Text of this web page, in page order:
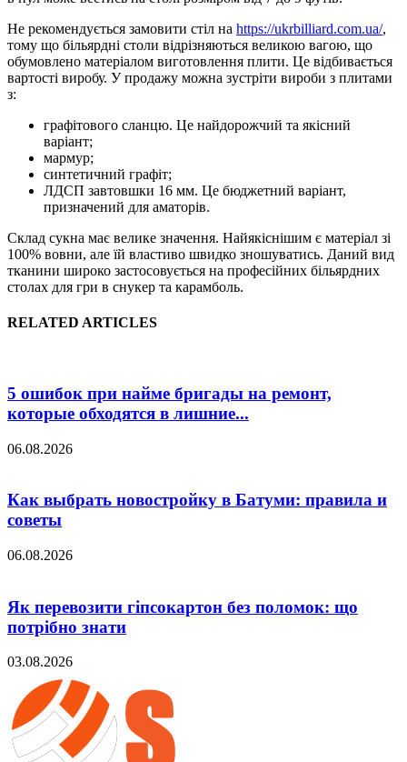
Не рекомендується замовити стіл на https://ukrbilliard.com.ua/,
тому що більярдні столи відрізняються великою вагою, що
обумовлено матеріалом виготовлення плити. Це відбивається
вартості виробу. У продажу можна зустріти вироби з плитами
з:
графітового сланцю. Це найдорожчий та якісний
варіант;
мармур;
синтетичний графіт;
ЛДСП завтовшки 16 мм. Це бюджетний варіант,
призначений для аматорів.
Склад сукна має велике значення. Найякіснішим є матеріал зі
100% вовни, але їй властиво швидко зношуватись. Даний вид
тканини широко застосовується на професійних більярдних
столах для гри в снукер та карамболь.
RELATED ARTICLES
5 ошибок при найме бригады на ремонт,
которые обходятся в лишние...
06.08.2026
Как выбрать новостройку в Батуми: правила и
советы
06.08.2026
Як перевозити гіпсокартон без поломок: що
потрібно знати
03.08.2026